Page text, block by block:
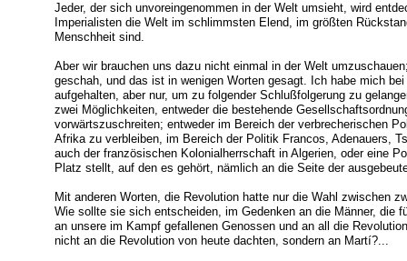
Jeder, der sich unvoreingenommen in der Welt umsieht, wird
Imperialisten die Welt im schlimmsten Elend, im größten
Menschheit sind.
Aber wir brauchen uns dazu nicht einmal in der Welt
geschah, und das ist in wenigen Worten gesagt. Ich habe mich
aufgehalten, aber nur, um zu folgender Schlußfolgerung zu
zwei Möglichkeiten, entweder die bestehende
vorwärtszuschreiten; entweder im Bereich der verbrecherischen
Afrika zu verbleiben, im Bereich der Politik Francos, Adenauers,
auch der französischen Kolonialherrschaft in Algerien, oder eine
Platz stellt, auf den es gehört, nämlich an die Seite der
Mit anderen Worten, die Revolution hatte nur die Wahl zwischen
Wie sollte sie sich entscheiden, im Gedenken an die Männer, die
an unsere im Kampf gefallenen Genossen und an all die
nicht an die Revolution von heute dachten, sondern an Martí?...